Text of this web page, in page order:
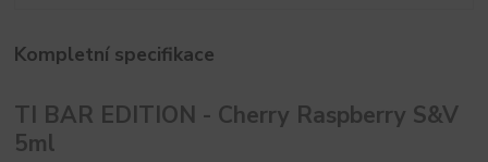
Kompletní specifikace
TI BAR EDITION - Cherry Raspberry S&V
5ml